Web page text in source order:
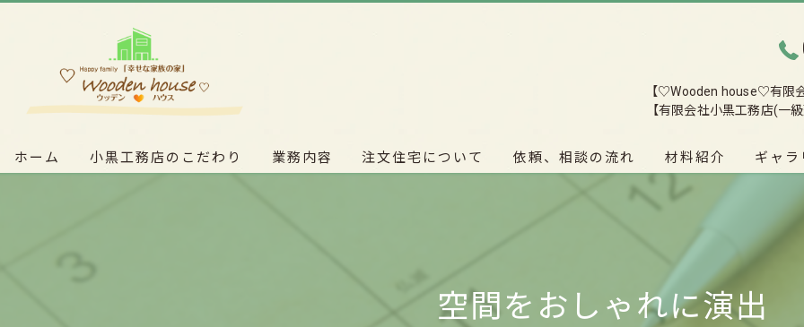
【♡Wooden house♡有限
【有限会社小黒工務店(一
ホーム 小黒工務店のこだわり 業務内容 注文住宅について 依頼、相談の流れ 材料紹介 ギャラ
空間をおしゃれに演出